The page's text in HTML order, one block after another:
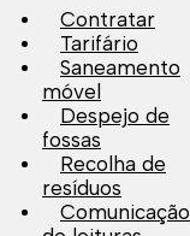
Contratar
Tarifário
Saneamento
móvel
Despejo de
fossas
Recolha de
resíduos
Comunicação